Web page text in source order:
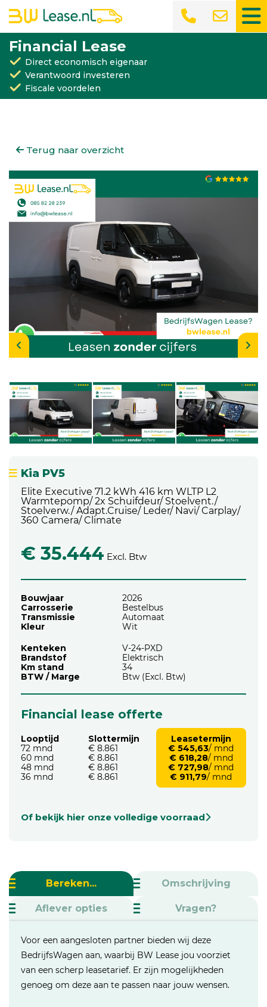
Financial Lease
Direct economisch eigenaar
Verantwoord investeren
Fiscale voordelen
Terug naar overzicht
Kia PV5
Elite Executive 71.2 kWh 416 km WLTP L2
Warmtepomp/ 2x Schuifdeur/ Stoelvent./
Stoelverw./ Adapt.Cruise/ Leder/ Navi/ Carplay/
360 Camera/ Climate
€ 35.444 Excl. Btw
Bouwjaar
2026
Carrosserie
Bestelbus
Transmissie
Automaat
Kleur
Wit
Kenteken
V-24-PXD
Brandstof
Elektrisch
Km stand
34
BTW / Marge
Btw (Excl. Btw)
Financial lease offerte
Looptijd
72 mnd
60 mnd
48 mnd
36 mnd
Slottermijn
€ 8.861
€ 8.861
€ 8.861
€ 8.861
Leasetermijn
€ 545,63/ mnd
€ 618,28/ mnd
€ 727,98/ mnd
€ 911,79/ mnd
Of bekijk hier onze volledige voorraad
Bereken... Omschrijving
Aflever opties Vragen?
Voor een aangesloten partner bieden wij deze
BedrijfsWagen aan, waarbij BW Lease jou voorziet
van een scherp leasetarief. Er zijn mogelijkheden
genoeg om deze aan te passen naar jouw wensen.